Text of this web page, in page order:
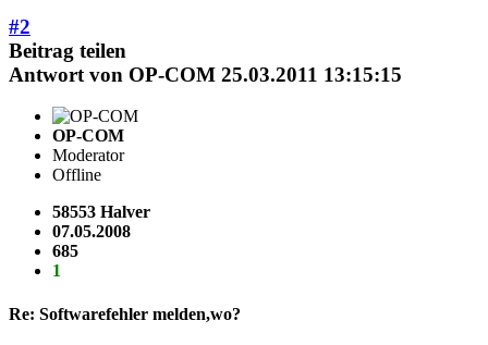
#2
Beitrag teilen
Antwort von OP-COM 25.03.2011 13:15:15
OP-COM
Moderator
Offline
58553 Halver
07.05.2008
685
1
Re: Softwarefehler melden,wo?